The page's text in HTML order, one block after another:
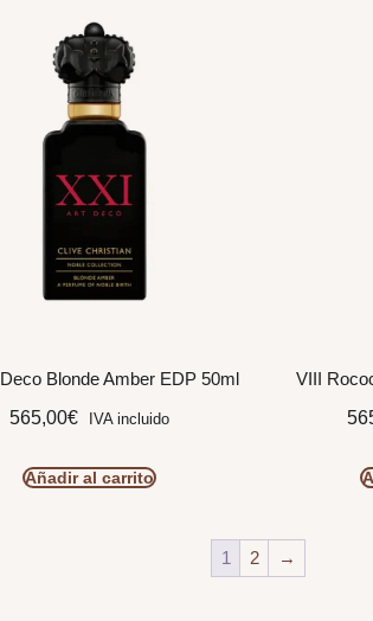
Blonde Amber EDP 50ml
565,00€ IVA incluido
Añadir al carrito
VIII
1 2 →